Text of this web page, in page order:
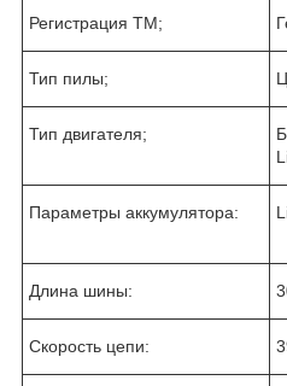
Регистрация ТМ;
Тип пилы;
Тип двигателя;
Параметры аккумулятора:
Длина шины:
Скорость цепи: